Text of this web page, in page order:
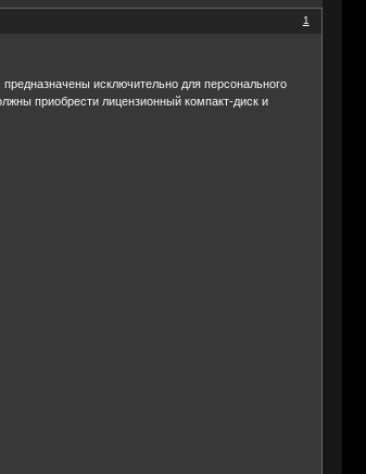
1
исключительно для персонального
приобрести лицензионный компакт-диск и